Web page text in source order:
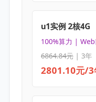
u1实例 2核4G
100%算力 |
6864.84元| 3年
2801.10元/3